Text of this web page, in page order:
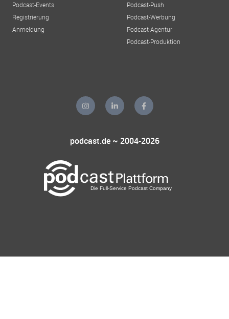
Podcast-Events
Registrierung
Anmeldung
Podcast-Push
Podcast-Werbung
Podcast-Agentur
Podcast-Produktion
podcast.de ~ 2004-2026